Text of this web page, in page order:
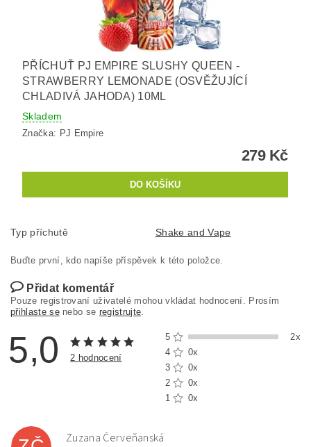
PŘÍCHUŤ PJ EMPIRE SLUSHY QUEEN -
STRAWBERRY LEMONADE (OSVĚŽUJÍCÍ
CHLADIVÁ JAHODA) 10ML
Skladem
Značka: PJ Empire
279 Kč
Typ příchutě Shake and Vape
Buďte první, kdo napíše příspěvek k této položce.
Přidat komentář
Pouze registrovaní uživatelé mohou vkládat hodnocení. Prosím
přihlaste senebo se registrujte
5,0 2 hodnocení
5
2x
4
0x
3
0x
2
0x
1
0x
Zuzana Červeňanská